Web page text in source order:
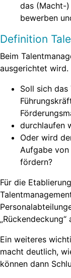
das (Macht-)
bewerben
Definition
Beim
ausgerichtet wird.
Soll sich
durchlaufen
Oder wird
Aufgabe
fördern?
Für die
Ein weiteres
macht deutlich,
können dann